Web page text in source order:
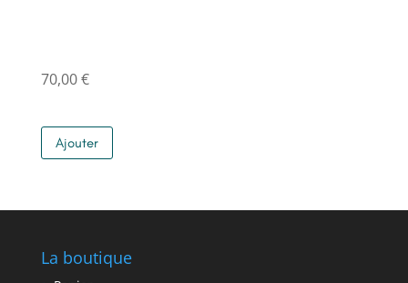
70,00€
Ajouter
La boutique